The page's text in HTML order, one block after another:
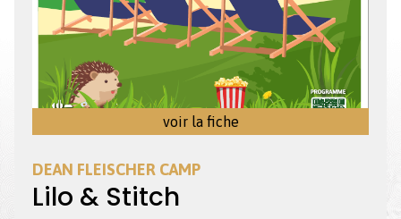
voir la fiche
DEAN FLEISCHER CAMP
Lilo & Stitch